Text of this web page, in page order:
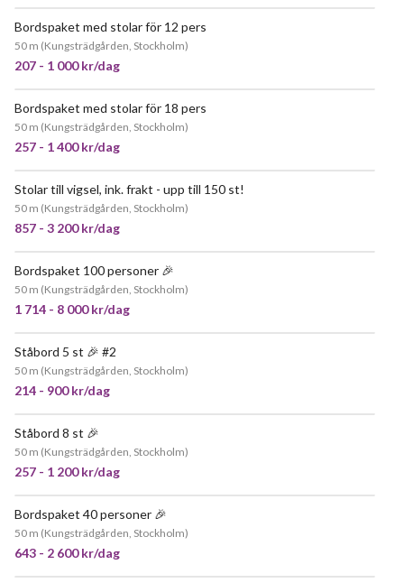
Bordspaket med stolar för 12 pers
50 m (Kungsträdgården, Stockholm)
207 - 1 000 kr/dag
Bordspaket med stolar för 18 pers
50 m (Kungsträdgården, Stockholm)
257 - 1 400 kr/dag
Stolar till vigsel, ink. frakt - upp till 150 st!
50 m (Kungsträdgården, Stockholm)
857 - 3 200 kr/dag
Bordspaket 100 personer 🎉
50 m (Kungsträdgården, Stockholm)
1 714 - 8 000 kr/dag
Ståbord 5 st 🎉 #2
50 m (Kungsträdgården, Stockholm)
214 - 900 kr/dag
Ståbord 8 st 🎉
50 m (Kungsträdgården, Stockholm)
257 - 1 200 kr/dag
Bordspaket 40 personer 🎉
50 m (Kungsträdgården, Stockholm)
643 - 2 600 kr/dag